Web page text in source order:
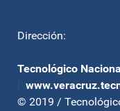
Dirección:
Tecnológico
|
© 2019 /